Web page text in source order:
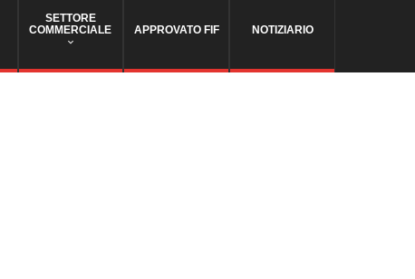
SETTORE
COMMERCIALE
APPROVATO FIF NOTIZIARIO